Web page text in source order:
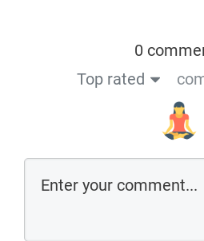
0
Top rated